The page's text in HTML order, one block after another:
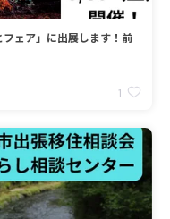
ェア」に出展します！前
1